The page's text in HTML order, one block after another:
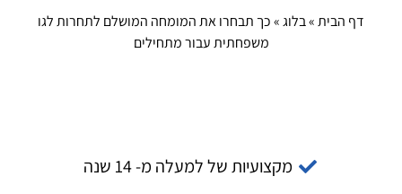
דף הבית»בלוג»כך תבחרו את המומחה המושלם לתחרות לגו
משפחתית עבור מתחילים
מקצועיות של למעלה מ- 14 שנה